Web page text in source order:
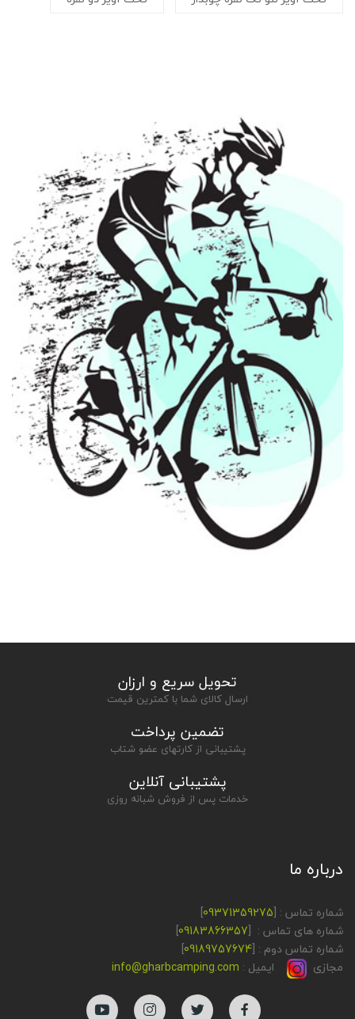
تحویل سریع و ارزان
ارسال کالای شما با کمترین قیمت
تضمین پرداخت
پشتیبانی از کارتهای عضو شتاب
پشتیبانی آنلاین
خدمات پس از فروش شبانه روزی
درباره ما
شماره تماس : [09371359275
]
شماره های تماس : [09183866357
]
شماره تماس دوم : [09189757674
]
مجازی
ایمیل : info@gharbcamping.com